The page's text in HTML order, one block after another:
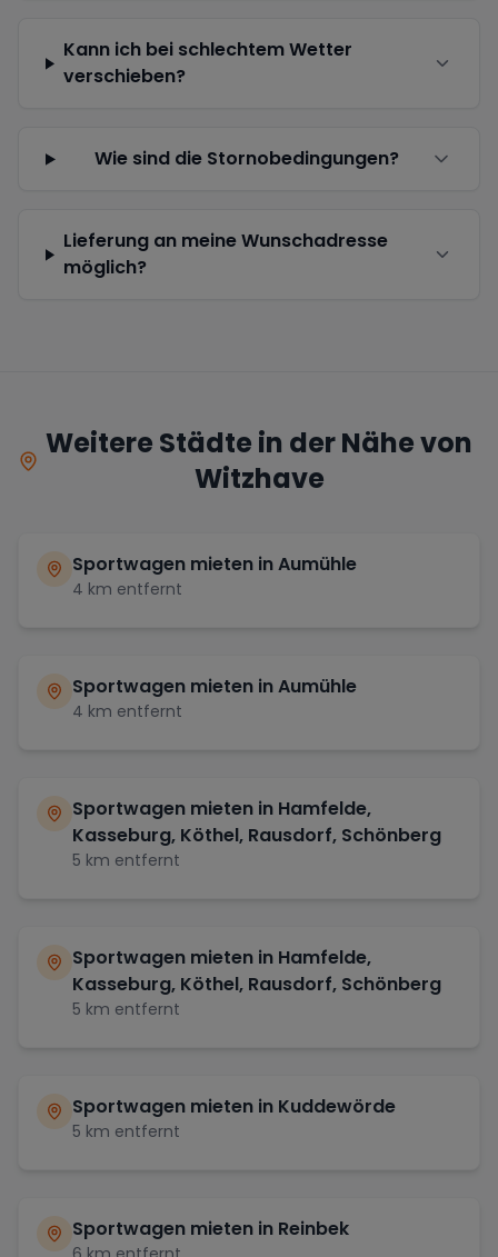
Kann ich bei schlechtem Wetter
verschieben?
Wie sind die Stornobedingungen?
Lieferung an meine Wunschadresse
möglich?
Weitere Städte in der Nähe von
Witzhave
Sportwagen mieten inAumühle
4 km entfernt
Sportwagen mieten inAumühle
4 km entfernt
Sportwagen mieten in Hamfelde,
Kasseburg, Köthel, Rausdorf, Schönberg
5 km entfernt
Sportwagen mieten in Hamfelde,
Kasseburg, Köthel, Rausdorf, Schönberg
5 km entfernt
Sportwagen mieten in Kuddewörde
5 km entfernt
Sportwagen mieten in Reinbek